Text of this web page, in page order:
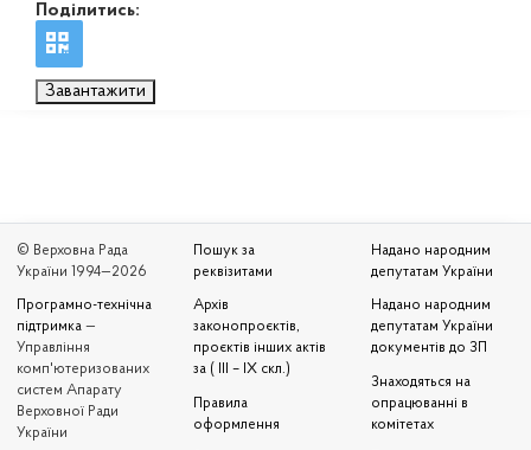
Поділитись:
Завантажити
© Верховна Рада
України 1994—2026
Програмно-технічна
підтримка —
Управління
комп'ютеризованих
систем Апарату
Верховної Ради
України
Пошук за
реквізитами
Архів
законопроєктів,
проєктів інших актів
за ( III – IX скл.)
Правила
оформлення
Надано народним
депутатам України
Надано народним
депутатам України
документів до ЗП
Знаходяться на
опрацюванні в
комітетах